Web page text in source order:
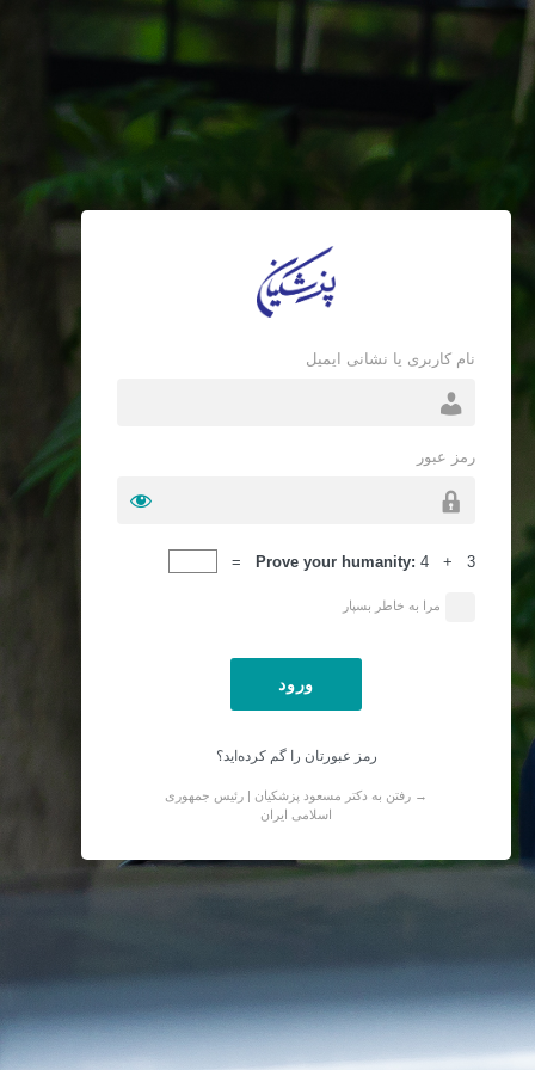
ورود
نام کاربری یا نشانی ایمیل
رمز عبور
Prove your humanity: 4 + 3 =
مرا به خاطر بسپار
رمز عبورتان را گم کرده‌اید؟
→ رفتن به دکتر مسعود پزشکیان | رئیس جمهوری
اسلامی ایران